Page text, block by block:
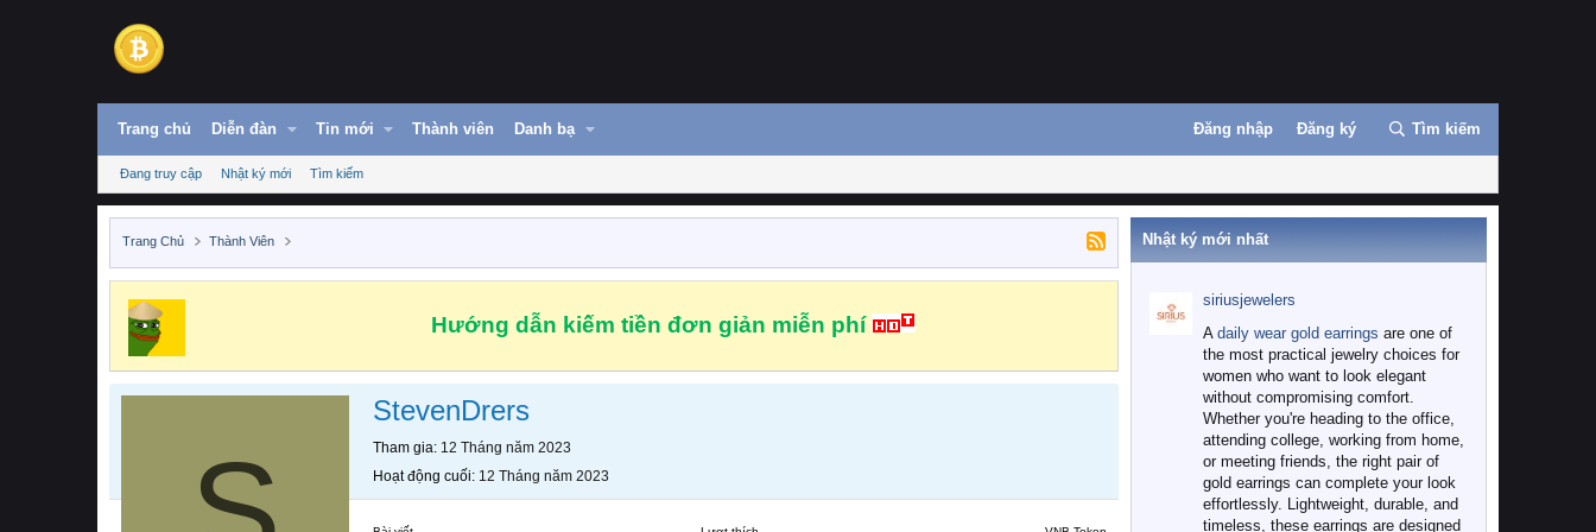
Trang chủ Diễn đàn Tin mới Thành viên Danh bạ Đăng nhập Đăng ký Tìm kiếm
Đang truy cập Nhật ký mới Tìm kiếm
Trang Chủ Thành Viên
Hướng dẫn kiếm tiền đơn giản miễn phí
StevenDrers
Tham gia 12 Tháng năm 2023
Hoạt động cuối 12 Tháng năm 2023
Nhật ký mới nhất
siriusjewelers
A daily wear gold earrings are one of
the most practical jewelry choices for
women who want to look elegant
without compromising comfort.
Whether you're heading to the office,
attending college, working from home,
or meeting friends, the right pair of
gold earrings can complete your look
effortlessly. Lightweight, durable, and
timeless, these earrings are designed